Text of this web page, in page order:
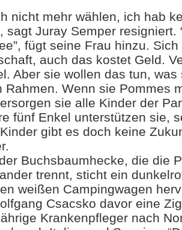
nicht mehr wählen, ich hab
sagt Juray Semper resigniert.
fügt seine Frau hinzu.
auch das kostet Geld.
Aber sie wollen das tun,
Rahmen. Wenn sie Pommes
sie alle Kinder der
fünf Enkel unterstützen sie,
gibt es doch keine
Buchsbaumhecke, die die
trennt, sticht ein
weißen Campingwagen
Csacsko davor eine
Krankenpfleger nach